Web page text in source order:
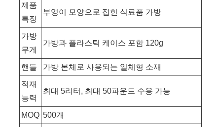
제품
특징
부엉이 모양으로 접힌 식료품 가방
가방
무게
가방과 플라스틱 케이스 포함 120g
핸들 가방 본체로 사용되는 일체형 소재
적재
능력
최대 5리터, 최대 50파운드 수용 가능
MOQ 500개